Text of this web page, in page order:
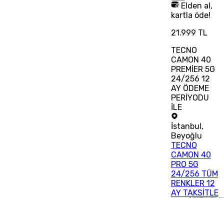
Elden al,
kartla öde!
21.999 TL
TECNO
CAMON 40
PREMİER 5G
24/256 12
AY ÖDEME
PERİYODU
İLE
İstanbul,
Beyoğlu
TECNO
CAMON 40
PRO 5G
24/256 TÜM
RENKLER 12
AY TAKSİTLE